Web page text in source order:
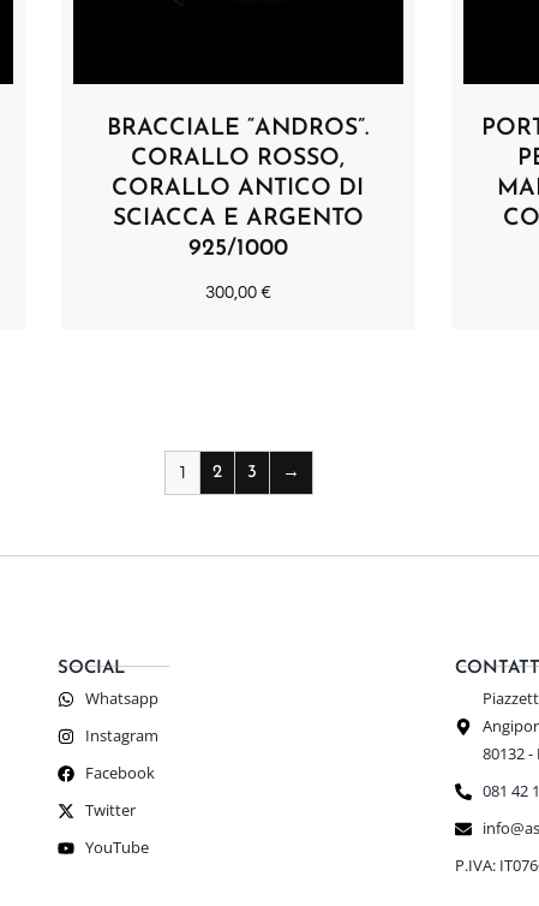
BRACCIALE “ANDROS”.
CORALLO ROSSO,
CORALLO ANTICO DI
SCIACCA E ARGENTO
925/1000
300,00 €
1 2 3 →
SOCIAL
Whatsapp
Instagram
Facebook
Twitter
YouTube
80132
081 42
P.IVA: